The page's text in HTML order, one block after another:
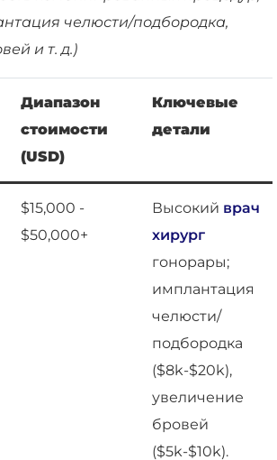
челюсти/подбородка,
и т. д.)
Диапазон
стоимости
(USD)
Ключевые
детали
$15,000 -
$50,000+
Высокий врач
хирург
гонорары;
имплантация
челюсти/
подбородка
($8k-$20k),
увеличение
бровей
($5k-$10k).